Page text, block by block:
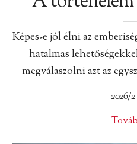
Képes-e jól élni az
hatalmas
megválaszolni azt az
2026/